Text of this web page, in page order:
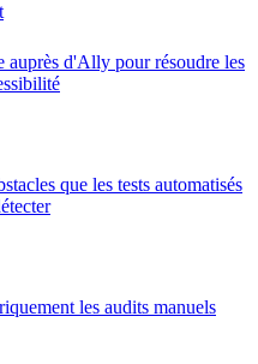
auprès d'Ally pour résoudre les
que les tests automatisés
les audits manuels